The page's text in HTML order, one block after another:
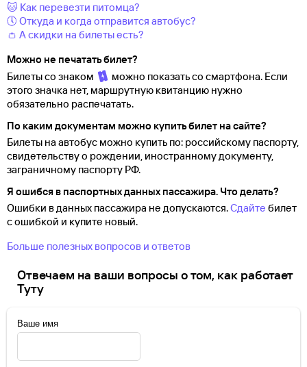
🐱 Как перевезти питомца?
🕔 Откуда и когда отправится автобус?
👛 А скидки на билеты есть?
Можно не печатать билет?
Билеты со знаком
можно показать со смартфона. Если
этого значка нет, маршрутную квитанцию нужно
обязательно распечатать.
По каким документам можно купить билет на сайте?
Билеты на автобус можно купить по: российскому паспорту,
свидетельству о рождении, иностранному документу,
заграничному паспорту РФ.
Я ошибся в паспортных данных пассажира. Что делать?
Ошибки в данных пассажира не допускаются.Сдайте билет
с ошибкой и купите новый.
Больше полезных вопросов и ответов
Отвечаем на ваши вопросы о том, как работает
Туту
Ваше имя